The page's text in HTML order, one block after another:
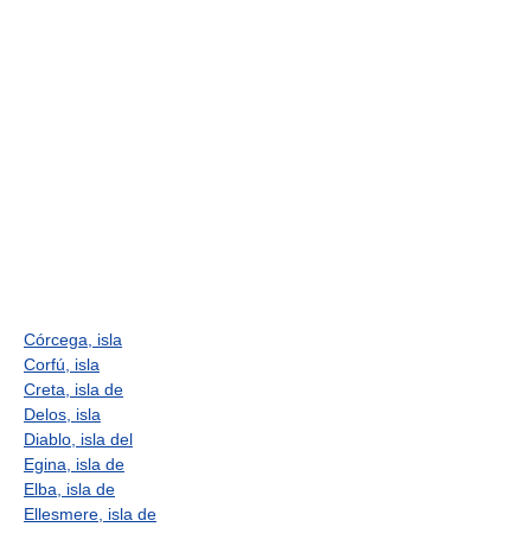
Córcega, isla
Corfú, isla
Creta, isla de
Delos, isla
Diablo, isla del
Egina, isla de
Elba, isla de
Ellesmere, isla de